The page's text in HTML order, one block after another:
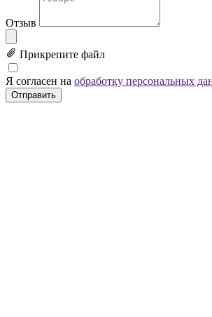
Отзыв
Прикрепите файл
Я согласен на обработку персональных